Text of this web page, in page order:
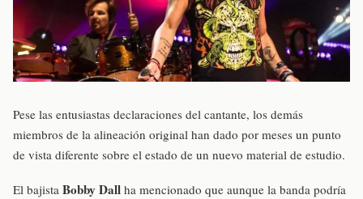
Pese las entusiastas declaraciones del cantante, los demás
miembros de la alineación original han dado por meses un punto
de vista diferente sobre el estado de un nuevo material de estudio.
El bajista Bobby Dall ha mencionado que aunque la banda podría